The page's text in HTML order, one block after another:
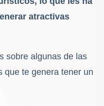
atractivas
sobre algunas de las
que te genera tener un